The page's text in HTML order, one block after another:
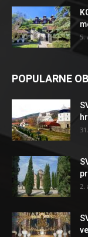
5.
POPULARNE
2.